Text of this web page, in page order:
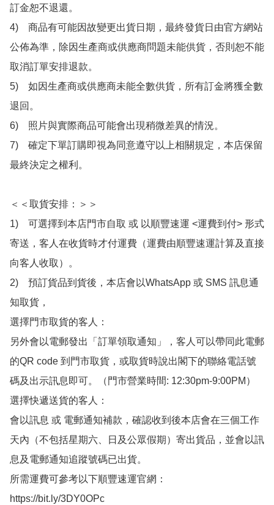
訂金恕不退還。
4)　商品有可能因故變更出貨日期，最終發貨日由官方網站
公佈為準，除因生產商或供應商問題未能供貨，否則恕不能
取消訂單安排退款。
5)　如因生產商或供應商未能全數供貨，所有訂金將獲全數
退回。
6)　照片與實際商品可能會出現稍微差異的情況。
7)　確定下單訂購即視為同意遵守以上相關規定，本店保留
最終決定之權利。
＜＜取貨安排：＞＞
1)　可選擇到本店門市自取 或 以順豐速運 <運費到付> 形式
寄送，客人在收貨時才付運費（運費由順豐速運計算及直接
向客人收取）。
2)　預訂貨品到貨後，本店會以WhatsApp 或 SMS 訊息通
知取貨，
選擇門市取貨的客人：
另外會以電郵發出「訂單領取通知」，客人可以帶同此電郵
的QR code 到門市取貨，或取貨時說出閣下的聯絡電話號
碼及出示訊息即可。（門市營業時間: 12:30pm-9:00PM）
選擇快遞送貨的客人：
會以訊息 或 電郵通知補款，確認收到後本店會在三個工作
天內（不包括星期六、日及公眾假期）寄出貨品，並會以訊
息及電郵通知追蹤號碼已出貨。
所需運費可參考以下順豐速運官網：
https://bit.ly/3DY0OPc